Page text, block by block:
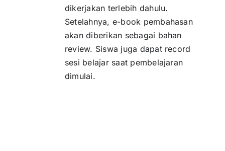
dikerjakan terlebih dahulu.
Setelahnya, e-book pembahasan
akan diberikan sebagai bahan
review. Siswa juga dapat record
sesi belajar saat pembelajaran
dimulai.